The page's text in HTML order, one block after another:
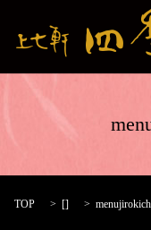
TOP []